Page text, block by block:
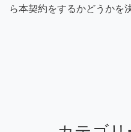
ら本契約をするかどうかを